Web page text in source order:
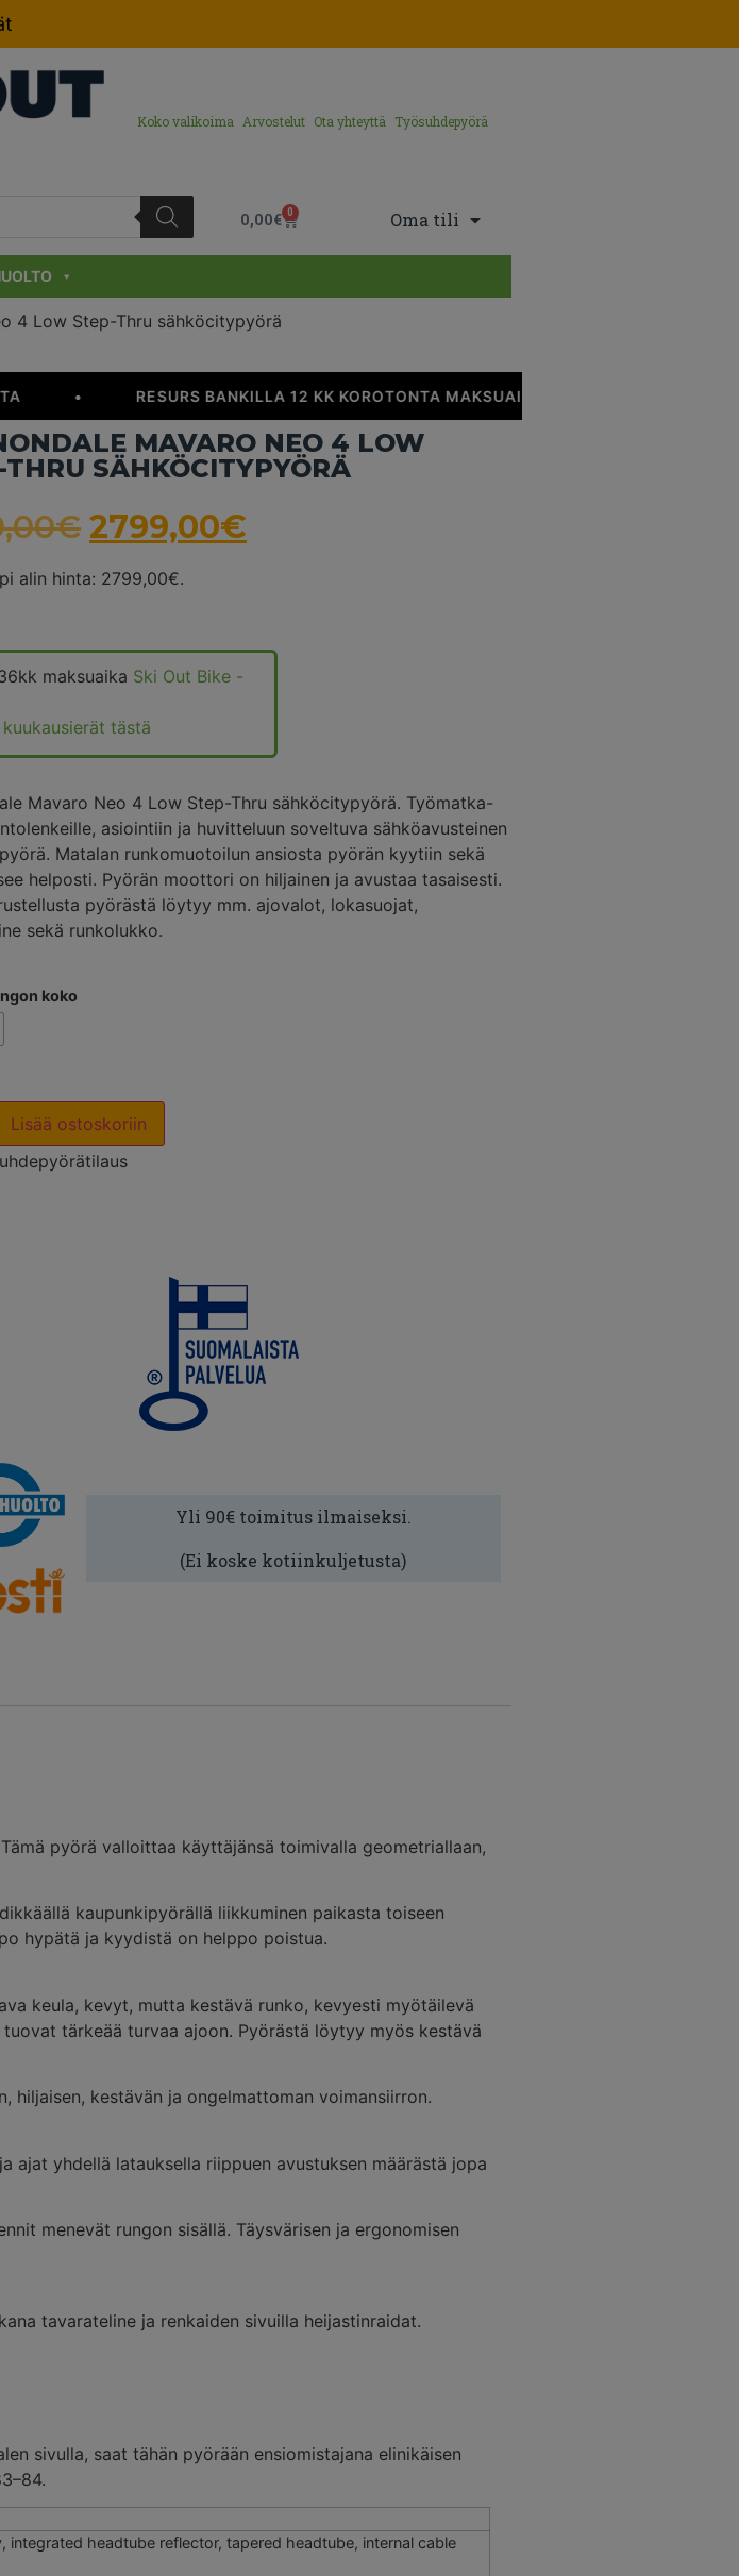
Koko valikoima Arvostelut Ota yhteyttä Työsuhdepyörä
0,00€ 0 Oma tili
4 Low Step-Thru sähköcitypyörä
RESURS BANKILLA 12 KK KOROTONTA MAKSUAIKAA
MAVARO NEO 4 LOW
THRU SÄHKÖCITYPYÖRÄ
€ 2799,00€
alin hinta: 2799,00€.
maksuaika Ski Out Bike -
kuukausierät tästä
Mavaro Neo 4 Low Step-Thru sähköcitypyörä. Työmatka-
asiointiin ja huvitteluun soveltuva sähköavusteinen
Matalan runkomuotoilun ansiosta pyörän kyytiin sekä
helposti. Pyörän moottori on hiljainen ja avustaa tasaisesti.
pyörästä löytyy mm. ajovalot, lokasuojat,
sekä runkolukko.
koko
Lisää ostoskoriin
Yli 90€ toimitus ilmaiseksi.
(Ei koske kotiinkuljetusta)
pyörä valloittaa käyttäjänsä toimivalla geometriallaan,
kaupunkipyörällä liikkuminen paikasta toiseen
hypätä ja kyydistä on helppo poistua.
keula, kevyt, mutta kestävä runko, kevyesti myötäilevä
tärkeää turvaa ajoon. Pyörästä löytyy myös kestävä
hiljaisen, kestävän ja ongelmattoman voimansiirron.
ajat yhdellä latauksella riippuen avustuksen määrästä jopa
menevät rungon sisällä. Täysvärisen ja ergonomisen
tavarateline ja renkaiden sivuilla heijastinraidat.
sivulla, saat tähän pyörään ensiomistajana elinikäisen
headtube reflector, tapered headtube, internal cable